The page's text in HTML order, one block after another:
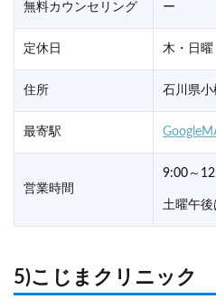
無料カウンセリング ー
定休日 木・日曜
住所 石川県
最寄駅
営業時間
9:00～
土曜午
5)こじまクリニック